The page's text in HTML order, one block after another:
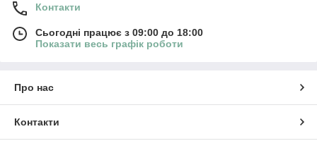
Контакти
Сьогодні працює з 09:00 до 18:00
Показати весь графік роботи
Про нас
Контакти